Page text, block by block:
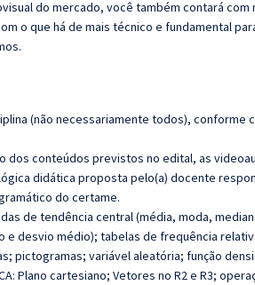
do mercado, você também contará com
o que há de mais técnico e fundamental
(não necessariamente todos), conforme
dos conteúdos previstos no edital, as
didática proposta pelo(a) docente
do certame.
de tendência central (média, moda,
desvio médio); tabelas de frequência
pictogramas; variável aleatória; função
Plano cartesiano; Vetores no R2 e R3;